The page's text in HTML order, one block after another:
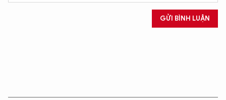
GỬI BÌNH LUẬN